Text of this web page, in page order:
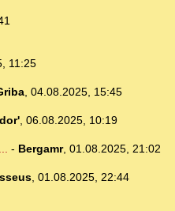
11:25
, 04.08.2025, 15:45
, 06.08.2025, 10:19
- Bergamr, 01.08.2025, 21:02
, 01.08.2025, 22:44